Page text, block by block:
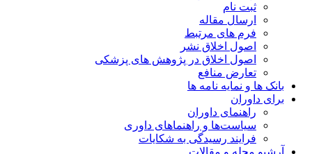
ثبت نام
ارسال مقاله
فرم های مرتبط
اصول اخلاق نشر
اصول اخلاق در پژوهش های پزشکی
تعارض منافع
بانک ها و نمایه نامه ها
برای داوران
راهنمای داوران
سیاست‌ها و راهنماهای داوری
فرایند رسیدگی به شکایات
آرشیو مجله و مقالات